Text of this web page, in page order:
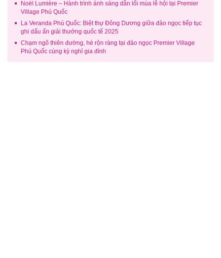
Noël Lumière – Hành trình ánh sáng dẫn lối mùa lễ hội tại Premier
Village Phú Quốc
La Veranda Phú Quốc: Biệt thự Đông Dương giữa đảo ngọc tiếp tục
ghi dấu ấn giải thưởng quốc tế 2025
Chạm ngõ thiên đường, hè rộn ràng tại đảo ngọc Premier Village
Phú Quốc cùng kỳ nghỉ gia đình